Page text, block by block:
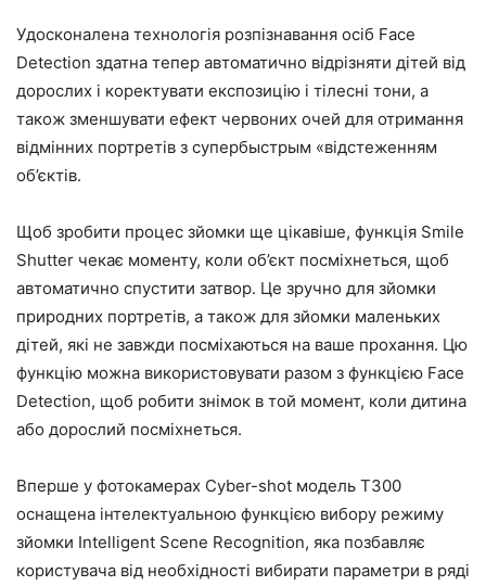
Удосконалена технологія розпізнавання осіб Face
Detection здатна тепер автоматично відрізняти дітей від
дорослих і коректувати експозицію і тілесні тони, а
також зменшувати ефект червоних очей для отримання
відмінних портретів з супербыстрым «відстеженням
об’єктів.
Щоб зробити процес зйомки ще цікавіше, функція Smile
Shutter чекає моменту, коли об’єкт посміхнеться, щоб
автоматично спустити затвор. Це зручно для зйомки
природних портретів, а також для зйомки маленьких
дітей, які не завжди посміхаються на ваше прохання. Цю
функцію можна використовувати разом з функцією Face
Detection, щоб робити знімок в той момент, коли дитина
або дорослий посміхнеться.
Вперше у фотокамерах Cyber-shot модель T300
оснащена інтелектуальною функцією вибору режиму
зйомки Intelligent Scene Recognition, яка позбавляє
користувача від необхідності вибирати параметри в ряді